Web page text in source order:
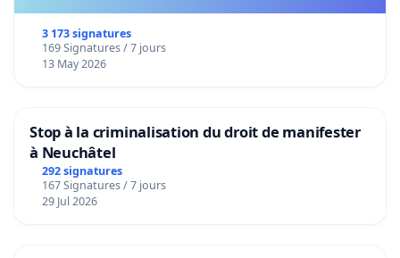
3 173 signatures
169 Signatures / 7 jours
13 May 2026
Stop à la criminalisation du droit de manifester
à Neuchâtel
292 signatures
167 Signatures / 7 jours
29 Jul 2026